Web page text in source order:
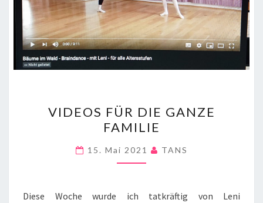
FÜR
DIE
GANZE
FAMILIE
VIDEOS FÜR DIE GANZE
FAMILIE
15. Mai 2021 TANS
Diese Woche wurde ich tatkräftig von Leni